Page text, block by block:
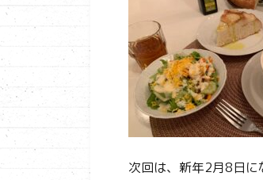
次回は、新年2月8日に